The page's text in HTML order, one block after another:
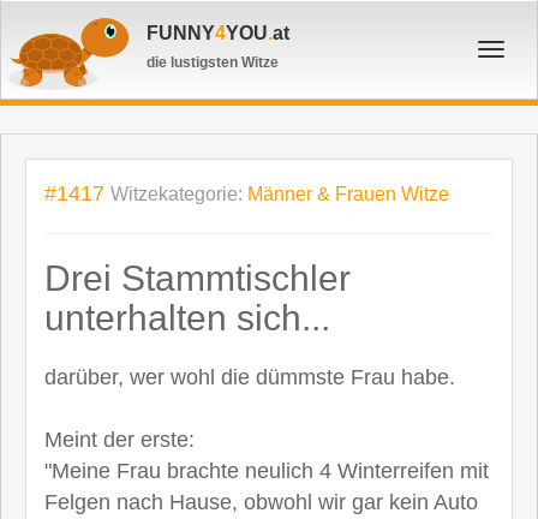
FUNNY4YOU.at
die lustigsten Witze
#1417 Witzekategorie: Männer & Frauen Witze
Drei Stammtischler
unterhalten sich...
darüber, wer wohl die dümmste Frau habe.
Meint der erste:
"Meine Frau brachte neulich 4 Winterreifen mit
Felgen nach Hause, obwohl wir gar kein Auto